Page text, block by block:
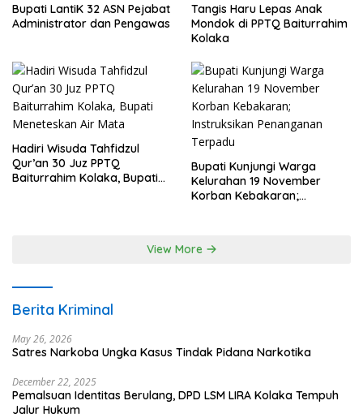
Bupati LantiK 32 ASN Pejabat
Administrator dan Pengawas
Tangis Haru Lepas Anak
Mondok di PPTQ Baiturrahim
Kolaka
Hadiri Wisuda Tahfidzul
Qur’an 30 Juz PPTQ
Baiturrahim Kolaka, Bupati
Bupati Kunjungi Warga
Kelurahan 19 November
Korban Kebakaran;
View More
Berita Kriminal
May 26, 2026
Satres Narkoba Ungka Kasus Tindak Pidana Narkotika
December 22, 2025
Pemalsuan Identitas Berulang, DPD LSM LIRA Kolaka Tempuh
Jalur Hukum